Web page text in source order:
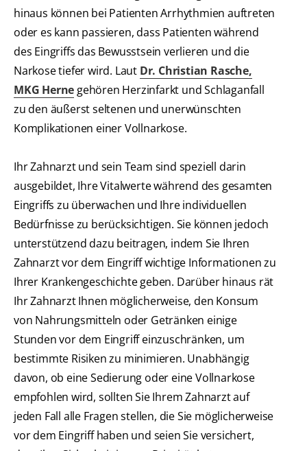
hinaus können bei Patienten Arrhythmien auftreten
oder es kann passieren, dass Patienten während
des Eingriffs das Bewusstsein verlieren und die
Narkose tiefer wird. Laut Dr. Christian Rasche,
MKG Herne gehören Herzinfarkt und Schlaganfall
zu den äußerst seltenen und unerwünschten
Komplikationen einer Vollnarkose.
Ihr Zahnarzt und sein Team sind speziell darin
ausgebildet, Ihre Vitalwerte während des gesamten
Eingriffs zu überwachen und Ihre individuellen
Bedürfnisse zu berücksichtigen. Sie können jedoch
unterstützend dazu beitragen, indem Sie Ihren
Zahnarzt vor dem Eingriff wichtige Informationen zu
Ihrer Krankengeschichte geben. Darüber hinaus rät
Ihr Zahnarzt Ihnen möglicherweise, den Konsum
von Nahrungsmitteln oder Getränken einige
Stunden vor dem Eingriff einzuschränken, um
bestimmte Risiken zu minimieren. Unabhängig
davon, ob eine Sedierung oder eine Vollnarkose
empfohlen wird, sollten Sie Ihrem Zahnarzt auf
jeden Fall alle Fragen stellen, die Sie möglicherweise
vor dem Eingriff haben und seien Sie versichert,